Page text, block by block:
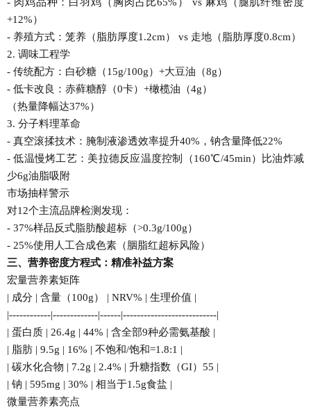
- 肉鸡品种：白羽鸡（胸肉占比65%） vs 麻鸡（腿肌纤维密度
+12%）
- 养殖方式：笼养（脂肪厚度1.2cm） vs 走地（脂肪厚度0.8cm）
2. 调味工程学
- 传统配方：白砂糖（15g/100g）+大豆油（8g）
- 低卡改良：赤藓糖醇（0卡）+橄榄油（4g）
（热量降幅达37%）
3. 分子料理革命
- 真空滚揉技术：腌制液渗透效率提升40%，钠含量降低22%
- 低温慢烤工艺：美拉德反应温度控制（160℃/45min）比油炸减
少6g油脂吸附
市场抽样警示
对12个主流品牌检测发现：
- 37%样品反式脂肪酸超标（>0.3g/100g）
- 25%使用人工合成色素（胭脂红超标风险）
三、营养密度方程式：精准补益方案
宏量营养素矩阵
| 成分 | 含量（100g） | NRV% | 生理价值 |
|------------|-------------|------|---------------------------|
| 蛋白质 | 26.4g | 44% | 含全部9种必需氨基酸 |
| 脂肪 | 9.5g | 16% | 不饱和/饱和=1.8:1 |
| 碳水化合物 | 7.2g | 2.4% | 升糖指数（GI）55 |
| 钠 | 595mg | 30% | 相当于1.5g食盐 |
微量营养素亮点